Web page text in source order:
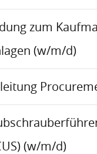
zum
(w/m/d)
(w/m/d)